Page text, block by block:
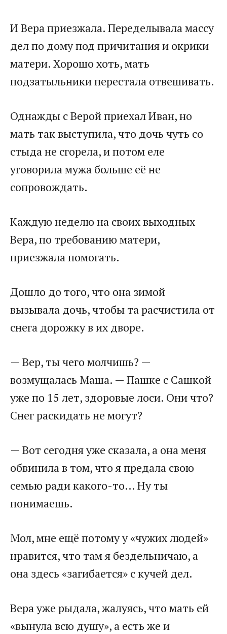
​И Вера приезжала. Переделывала массу
дел по дому под причитания и окрики
матери. Хорошо хоть, мать
подзатыльники перестала отвешивать.​
​Однажды с Верой приехал Иван, но
мать так выступила, что дочь чуть со
стыда не сгорела, и потом еле
уговорила мужа больше её не
сопровождать.​
​Каждую неделю на своих выходных
Вера, по требованию матери,
приезжала помогать.​
​Дошло до того, что она зимой
вызывала дочь, чтобы та расчистила от
снега дорожку в их дворе.​
​— Вер, ты чего молчишь? —
возмущалась Маша. — Пашке с Сашкой
уже по 15 лет, здоровые лоси. Они что?
Снег раскидать не могут?​
​— Вот сегодня уже сказала, а она меня
обвинила в том, что я предала свою
семью ради какого-то… Ну ты
понимаешь.​
​Мол, мне ещё потому у «чужих людей»
нравится, что там я бездельничаю, а
она здесь «загибается» с кучей дел.​
​Вера уже рыдала, жалуясь, что мать ей
«вынула всю душу», а есть же и